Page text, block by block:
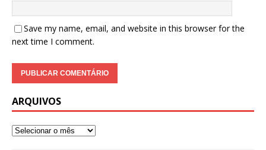
Save my name, email, and website in this browser for the
next time I comment.
ARQUIVOS